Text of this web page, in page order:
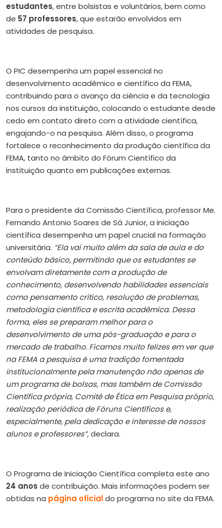
estudantes, entre bolsistas e voluntários, bem como
de 57 professores, que estarão envolvidos em
atividades de pesquisa.
O PIC desempenha um papel essencial no
desenvolvimento acadêmico e científico da FEMA,
contribuindo para o avanço da ciência e da tecnologia
nos cursos da instituição, colocando o estudante desde
cedo em contato direto com a atividade científica,
engajando-o na pesquisa. Além disso, o programa
fortalece o reconhecimento da produção científica da
FEMA, tanto no âmbito do Fórum Científico da
instituição quanto em publicações externas.
Para o presidente da Comissão Científica, professor Me.
Fernando Antonio Soares de Sá Junior, a iniciação
científica desempenha um papel crucial na formação
universitária. “Ela vai muito além da sala de aula e do
conteúdo básico, permitindo que os estudantes se
envolvam diretamente com a produção de
conhecimento, desenvolvendo habilidades essenciais
como pensamento crítico, resolução de problemas,
metodologia científica e escrita acadêmica. Dessa
forma, eles se preparam melhor para o
desenvolvimento de uma pós-graduação e para o
mercado de trabalho. Ficamos muito felizes em ver que
na FEMA a pesquisa é uma tradição fomentada
institucionalmente pela manutenção não apenas de
um programa de bolsas, mas também de Comissão
Científica própria, Comitê de Ética em Pesquisa próprio,
realização periódica de Fóruns Científicos e,
especialmente, pela dedicação e interesse de nossos
alunos e professores”, declara.
O Programa de Iniciação Científica completa este ano
24 anos de contribuição. Mais informações podem ser
obtidas na página oficialdo programa no site da FEMA.